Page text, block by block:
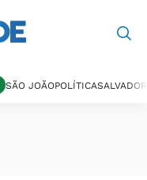
SÃO JOÃOPOLÍTICASALVADOR